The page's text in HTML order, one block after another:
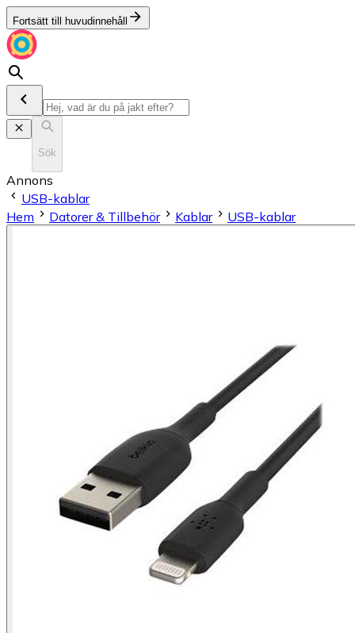
Fortsätt till huvudinnehåll
Sök
Annons
USB-kablar
Hem
Datorer & Tillbehör Kablar USB-kablar